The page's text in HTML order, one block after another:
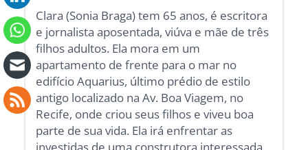
Clara (Sonia Braga) tem 65 anos, é escritora
e jornalista aposentada, viúva e mãe de três
filhos adultos. Ela mora em um
apartamento de frente para o mar no
edifício Aquarius, último prédio de estilo
antigo localizado na Av. Boa Viagem, no
Recife, onde criou seus filhos e viveu boa
parte de sua vida. Ela irá enfrentar as
investidas de uma construtora interessada